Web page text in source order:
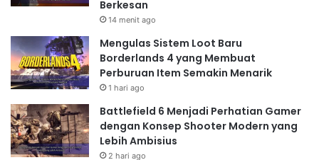
Berkesan
14 menit ago
Mengulas Sistem Loot Baru
Borderlands 4 yang Membuat
Perburuan Item Semakin Menarik
1 hari ago
Battlefield 6 Menjadi Perhatian Gamer
dengan Konsep Shooter Modern yang
Lebih Ambisius
2 hari ago